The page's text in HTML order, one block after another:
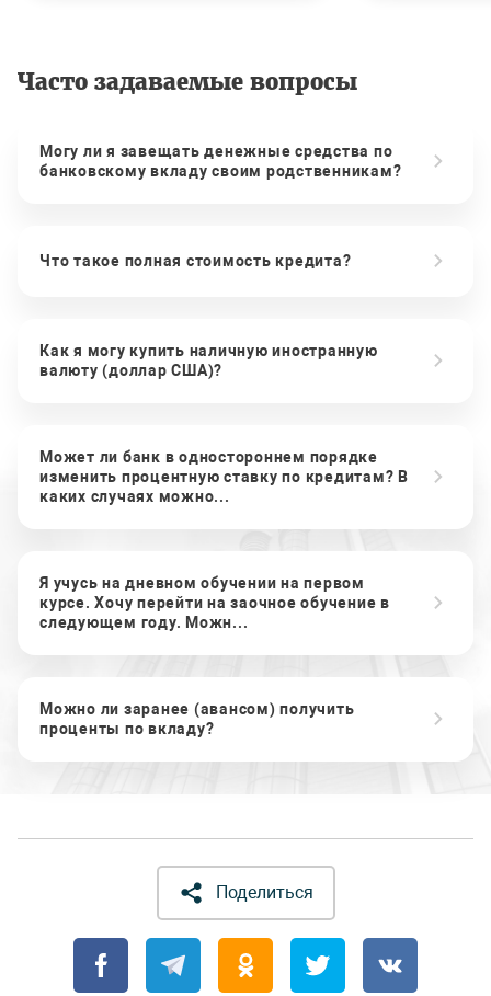
Часто задаваемые вопросы
Могу ли я завещать денежные средства по
банковскому вкладу своим родственникам?
Что такое полная стоимость кредита?
Как я могу купить наличную иностранную
валюту (доллар США)?
Может ли банк в одностороннем порядке
изменить процентную ставку по кредитам? В
каких случаях можно...
Я учусь на дневном обучении на первом
курсе. Хочу перейти на заочное обучение в
следующем году. Можн...
Можно ли заранее (авансом) получить
проценты по вкладу?
Поделиться